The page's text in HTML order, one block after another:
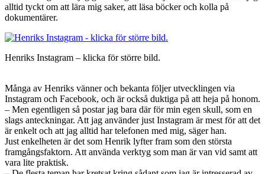
alltid tyckt om att lära mig saker, att läsa böcker och kolla på
dokumentärer.
Henriks Instagram – klicka för större bild.
Många av Henriks vänner och bekanta följer utvecklingen via
Instagram och Facebook, och är också duktiga på att heja på honom.
– Men egentligen så postar jag bara där för min egen skull, som en
slags anteckningar. Att jag använder just Instagram är mest för att det
är enkelt och att jag alltid har telefonen med mig, säger han.
Just enkelheten är det som Henrik lyfter fram som den största
framgångsfaktorn. Att använda verktyg som man är van vid samt att
vara lite praktisk.